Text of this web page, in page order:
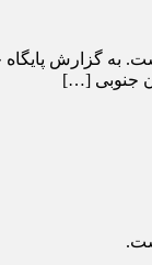
رکوردار بیشترین